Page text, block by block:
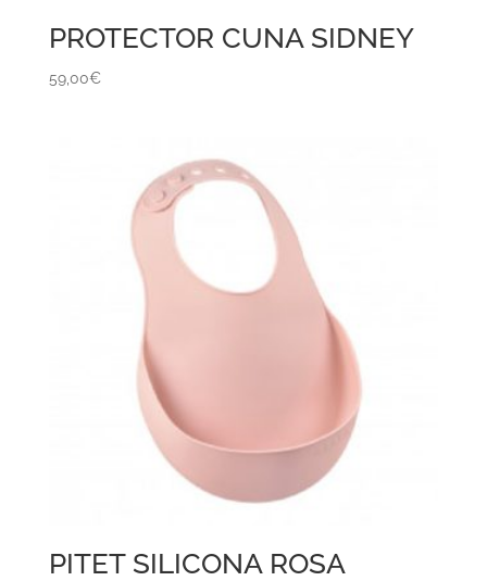
PROTECTOR CUNA SIDNEY
59,00€
PITET SILICONA ROSA